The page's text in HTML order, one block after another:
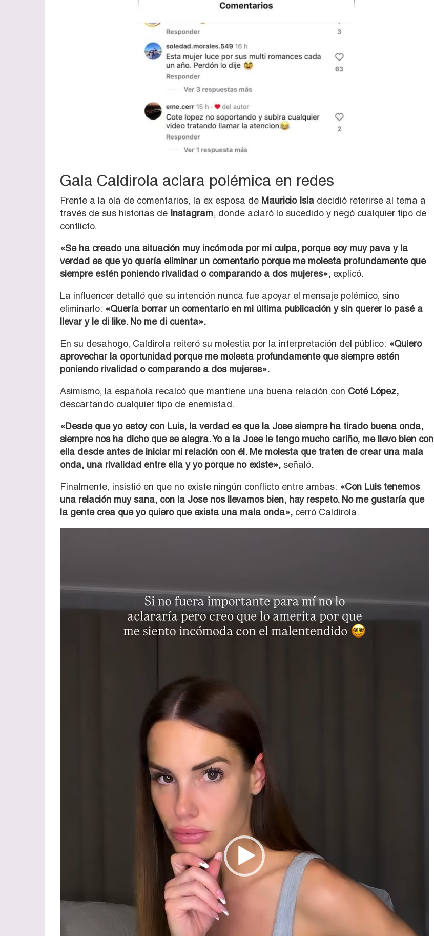
Gala Caldirola aclara polémica en redes
Frente a la ola de comentarios, la ex esposa de Mauricio Isla decidió referirse al tema a
través de sus historias de Instagram, donde aclaró lo sucedido y negó cualquier tipo de
conflicto.
«Se ha creado una situación muy incómoda por mi culpa, porque soy muy pava y la
verdad es que yo quería eliminar un comentario porque me molesta profundamente que
siempre estén poniendo rivalidad o comparando a dos mujeres», explicó.
La influencer detalló que su intención nunca fue apoyar el mensaje polémico, sino
eliminarlo: «Quería borrar un comentario en mi última publicación y sin querer lo pasé a
llevar y le di like. No me di cuenta».
En su desahogo, Caldirola reiteró su molestia por la interpretación del público: «Quiero
aprovechar la oportunidad porque me molesta profundamente que siempre estén
poniendo rivalidad o comparando a dos mujeres».
Asimismo, la española recalcó que mantiene una buena relación con Coté López,
descartando cualquier tipo de enemistad.
«Desde que yo estoy con Luis, la verdad es que la Jose siempre ha tirado buena onda,
siempre nos ha dicho que se alegra. Yo a la Jose le tengo mucho cariño, me llevo bien con
ella desde antes de iniciar mi relación con él. Me molesta que traten de crear una mala
onda, una rivalidad entre ella y yo porque no existe», señaló.
Finalmente, insistió en que no existe ningún conflicto entre ambas: «Con Luis tenemos
una relación muy sana, con la Jose nos llevamos bien, hay respeto. No me gustaría que
la gente crea que yo quiero que exista una mala onda», cerró Caldirola.